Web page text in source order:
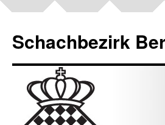
Schachbezirk